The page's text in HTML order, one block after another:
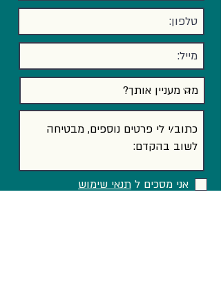
אני מסכים ל תנאי שימוש